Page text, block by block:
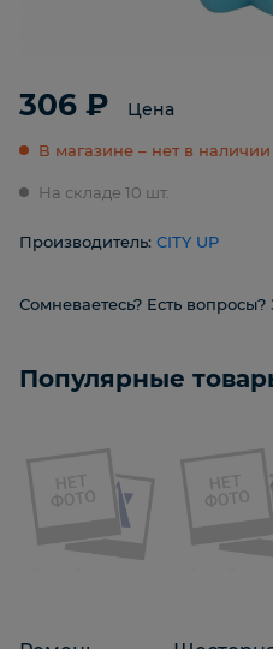
306 ₽ Цена
В магазине – нет в наличии
На складе 10 шт.
Производитель: CITY UP
Сомневаетесь? Есть вопросы?
Популярные